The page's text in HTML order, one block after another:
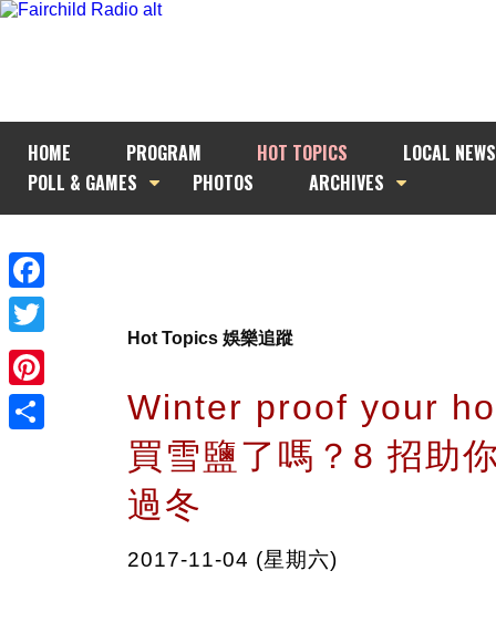
HOME PROGRAM HOT TOPICS
LOCAL NEWS
POLL & GAMES
PHOTOS ARCHIVES
Facebook
Twitter
Pinterest
Hot Topics 娛樂追蹤
Winter proof your
買雪鹽了嗎？8 招助
過冬
2017-11-04 (星期六)